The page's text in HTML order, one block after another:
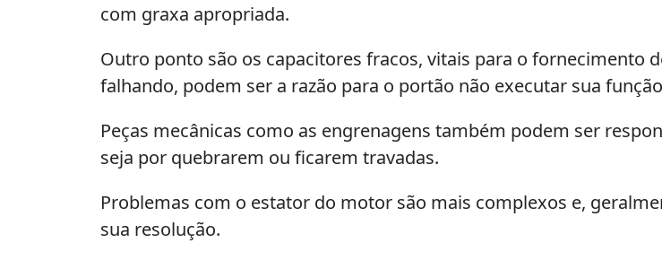
com graxa apropriada.
Outro ponto são os capacitores fracos, vitais para o fornecimento
falhando, podem ser a razão para o portão não executar sua
Peças mecânicas como as engrenagens também podem ser
seja por quebrarem ou ficarem travadas.
Problemas com o estator do motor são mais complexos e,
sua resolução.